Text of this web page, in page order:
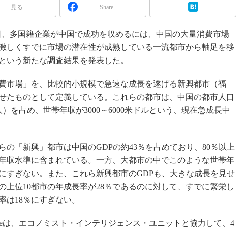
見る Share
多国籍企業が中国で成功を収めるには、中国の大量消費市場
しくすでに市場の潜在性が成熟している一流都市から軸足を移
いう新たな調査結果を発表した。
市場」を、比較的小規模で急速な成長を遂げる新興都市（福
たものとして定義している。これらの都市は、中国の都市人口
を占め、世帯年収が3000～6000米ドルという、現在急成長中
「新興」都市は中国のGDPの約43％を占めており、80％以上
収水準に含まれている。一方、大都市の中でこのような世帯年
すぎない。また、これら新興都市のGDPも、大きな成長を見せ
上位10都市の年成長率が28％であるのに対して、すでに繁栄し
は18％にすぎない。
は、エコノミスト・インテリジェンス・ユニットと協力して、4